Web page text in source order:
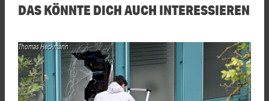
DAS KÖNNTE DICH AUCH INTERESSIEREN
Thomas Heckmann